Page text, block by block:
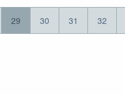
29 30 31 32